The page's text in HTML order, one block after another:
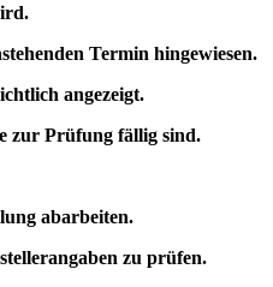
Termin hingewiesen.
angezeigt.
zur Prüfung fällig sind.
abarbeiten.
zu prüfen.